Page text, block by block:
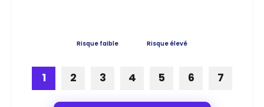
Risque faible Risque élevé
1 2 3 4 5 6 7